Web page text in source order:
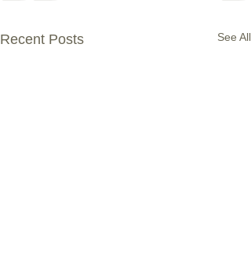
Recent Posts See All